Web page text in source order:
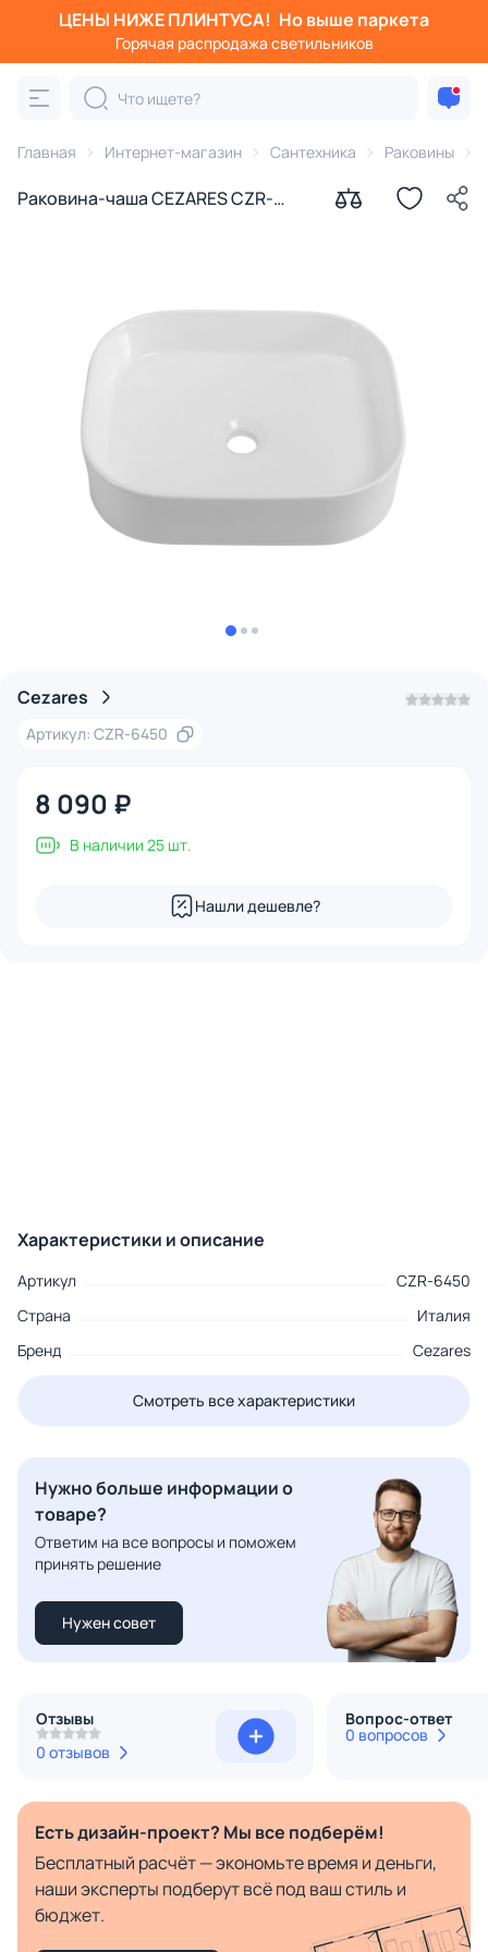
ЦЕНЫ НИЖЕ ПЛИНТУСА! Но выше паркета
Горячая распродажа светильников
Главная Интернет-магазин Сантехника Раковины
Раковина-чаша CEZARES CZR-
Cezares
Артикул: CZR-6450
8 090 ₽
В наличии 25 шт.
Нашли дешевле?
Характеристики и описание
Артикул
CZR-6450
Страна
Италия
Бренд
Cezares
Смотреть все характеристики
Нужно больше информации о
товаре?
Ответим на все вопросы и поможем
принять решение
Нужен совет
Отзывы
0 отзывов
Вопрос-ответ
0 вопросов
Есть дизайн-проект? Мы все подберём!
Бесплатный расчёт — экономьте время и деньги,
наши эксперты подберут всё под ваш стиль и
бюджет.